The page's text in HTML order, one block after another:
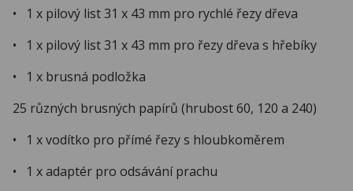
• 1 x pilový list 31 x 43 mm pro rychlé řezy dřeva
• 1 x pilový list 31 x 43 mm pro řezy dřeva s hřebíky
• 1 x brusná podložka
25 různých brusných papírů (hrubost 60, 120 a 240)
• 1 x vodítko pro přímé řezy s hloubkoměrem
• 1 x adaptér pro odsávání prachu